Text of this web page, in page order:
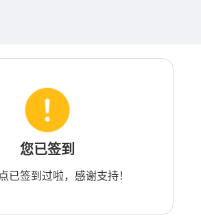
您已签到
已签到过啦，感谢支持！